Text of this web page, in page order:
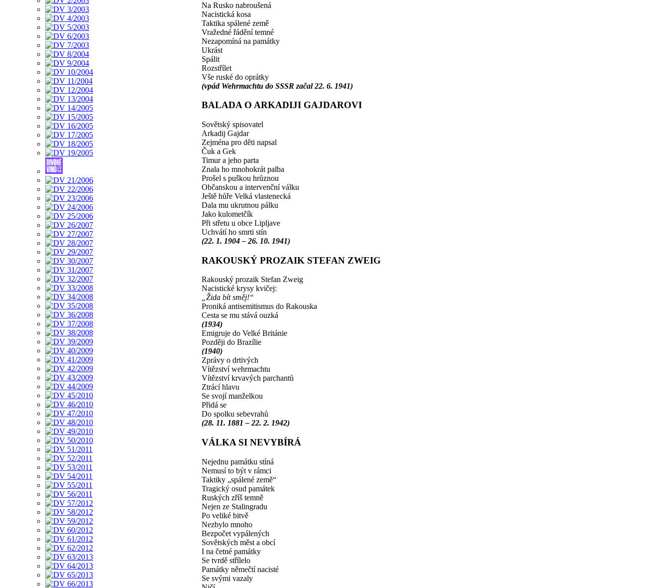
Na Rusko nabroušená
Nacistická kosa
Taktika spálené země
Vražedné řádění temné
Nezapomíná na památky
Ukrást
Spálit
Rozstřílet
Vše ruské do oprátky
(vpád Wehrmachtu do SSSR začal 22. 6. 1941)
BALADA O ARKADIJI GAJDAROVI
Sovětský spisovatel
Arkadij Gajdar
Zejména pro děti napsal
Čuk a Gek
Timur a jeho parta
Znala ho mnohokrát palba
Prošel s puškou hrůznou
Občanskou a intervenční válku
Ještě hůře Velká vlastenecká
Dala mu ukrutnou pálku
Jako kulometčík
Při střetu u obce Lipljave
Uchvátí ho smrti stín
(22. 1. 1904 – 26. 10. 1941)
RAKOUSKÝ PROZAIK STEFAN ZWEIG
Rakouský prozaik Stefan Zweig
Nacistické krysy kvičej:
„Žida bít směj!“
Proniká antisemitismus do Rakouska
Cesta se mu stává ouzká
(1934)
Emigruje do Velké Británie
Později do Brazílie
(1940)
Zprávy o drtivých
Vítězství wehrmachtu
Vítězství krvavých parchantů
Ztrácí hlavu
Se svojí manželkou
Přidá se
Do spolku sebevrahů
(28. 11. 1881 – 22. 2. 1942)
VÁLKA SI NEVYBÍRÁ
Nejednu památku stíná
Nemusí to být v rámci
Taktiky „spálené země“
Tragický osud památek
Ruských zříš temně
Nejen ze Stalingradu
Po veliké bitvě
Nezbylo mnoho
Bezpočet vypálených
Sovětských měst a obcí
I na četné památky
Se tvrdě střílelo
Památky němečtí nacisté
Se svými vazaly